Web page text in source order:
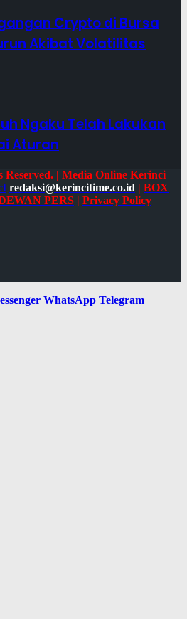
Crypto di Bursa
Akibat Volatilitas
Ngaku Telah Lakukan
Aturan
| Media Online Kerinci
redaksi@kerincitime.co.id | BOX
PERS | Privacy Policy
WhatsApp Telegram